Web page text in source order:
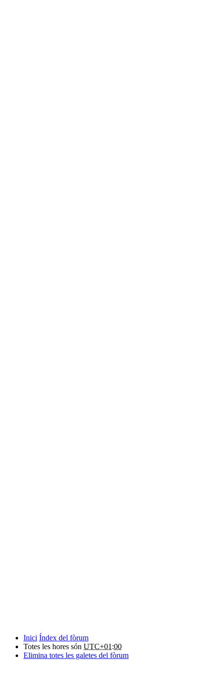
Inici Índex del fòrum
Totes les hores són UTC+01:00
Elimina totes les galetes del fòrum